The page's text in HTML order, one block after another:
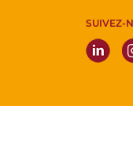
SUIVEZ-